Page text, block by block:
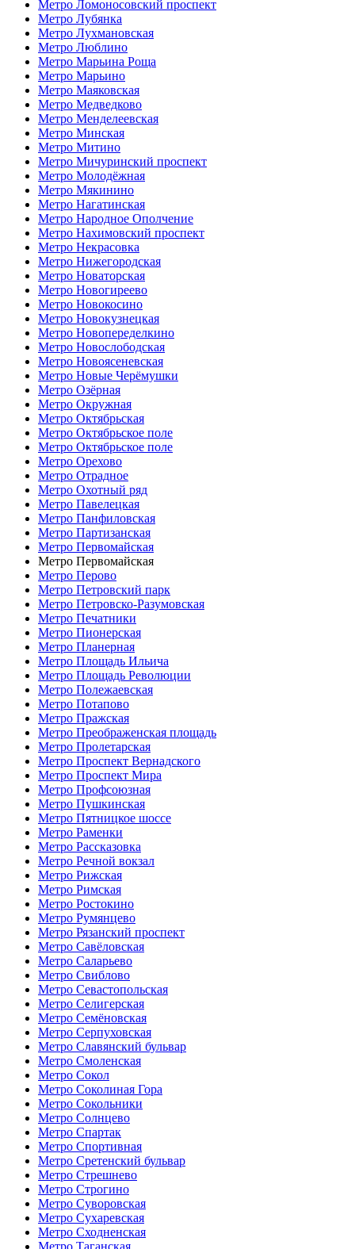
Метро Ломоносовский проспект
Метро Лубянка
Метро Лухмановская
Метро Люблино
Метро Марьина Роща
Метро Марьино
Метро Маяковская
Метро Медведково
Метро Менделеевская
Метро Минская
Метро Митино
Метро Мичуринский проспект
Метро Молодёжная
Метро Мякинино
Метро Нагатинская
Метро Народное Ополчение
Метро Нахимовский проспект
Метро Некрасовка
Метро Нижегородская
Метро Новаторская
Метро Новогиреево
Метро Новокосино
Метро Новокузнецкая
Метро Новопеределкино
Метро Новослободская
Метро Новоясеневская
Метро Новые Черёмушки
Метро Озёрная
Метро Окружная
Метро Октябрьская
Метро Октябрьское поле
Метро Октябрьское поле
Метро Орехово
Метро Отрадное
Метро Охотный ряд
Метро Павелецкая
Метро Панфиловская
Метро Партизанская
Метро Первомайская
Метро Первомайская
Метро Перово
Метро Петровский парк
Метро Петровско-Разумовская
Метро Печатники
Метро Пионерская
Метро Планерная
Метро Площадь Ильича
Метро Площадь Революции
Метро Полежаевская
Метро Потапово
Метро Пражская
Метро Преображенская площадь
Метро Пролетарская
Метро Проспект Вернадского
Метро Проспект Мира
Метро Профсоюзная
Метро Пушкинская
Метро Пятницкое шоссе
Метро Раменки
Метро Рассказовка
Метро Речной вокзал
Метро Рижская
Метро Римская
Метро Ростокино
Метро Румянцево
Метро Рязанский проспект
Метро Савёловская
Метро Саларьево
Метро Свиблово
Метро Севастопольская
Метро Селигерская
Метро Семёновская
Метро Серпуховская
Метро Славянский бульвар
Метро Смоленская
Метро Сокол
Метро Соколиная Гора
Метро Сокольники
Метро Солнцево
Метро Спартак
Метро Спортивная
Метро Сретенский бульвар
Метро Стрешнево
Метро Строгино
Метро Суворовская
Метро Сухаревская
Метро Сходненская
Метро Таганская